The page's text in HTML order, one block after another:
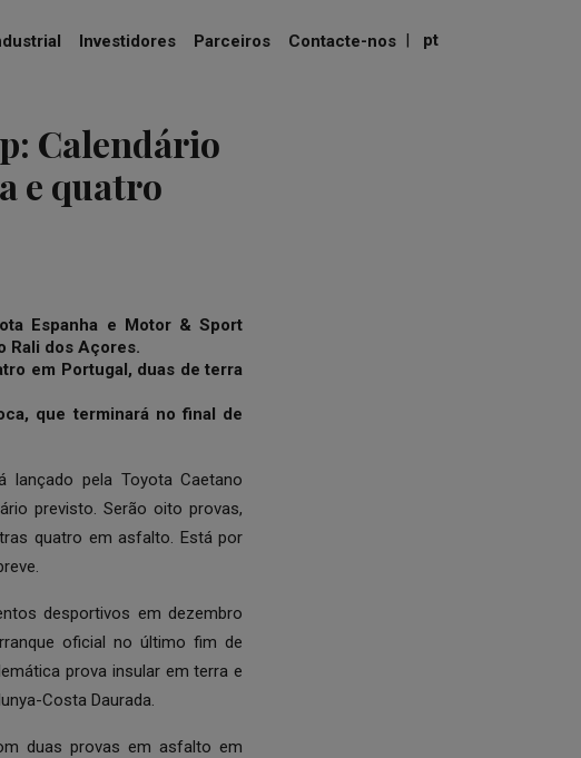
Investidores Parceiros Contacte-nos | pt
Calendário
e quatro
Espanha e Motor & Sport
Rali dos Açores.
em Portugal, duas de terra
que terminará no final de
lançado pela Toyota Caetano
previsto. Serão oito provas,
quatro em asfalto. Está por
desportivos em dezembro
oficial no último fim de
prova insular em terra e
Costa Daurada.
duas provas em asfalto em